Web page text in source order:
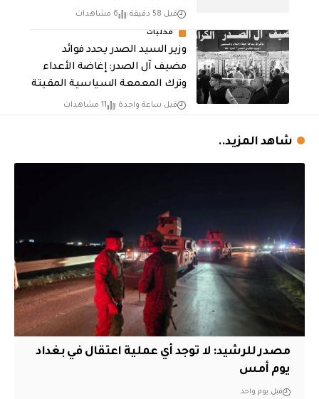
قبل 58 دقيقة 6 مشاهدات
محليات
وزير السيد الصدر يحدد فوائد
مضيف آل الصدر: إغاضة الأعداء
وترك المعمعة السياسية المقيتة
قبل ساعة واحدة 11 مشاهدات
شاهد المزيد..
مصدر للرشيد: لا توجد أي عملية اعتقال في بغداد
يوم أمس
قبل يوم واحد